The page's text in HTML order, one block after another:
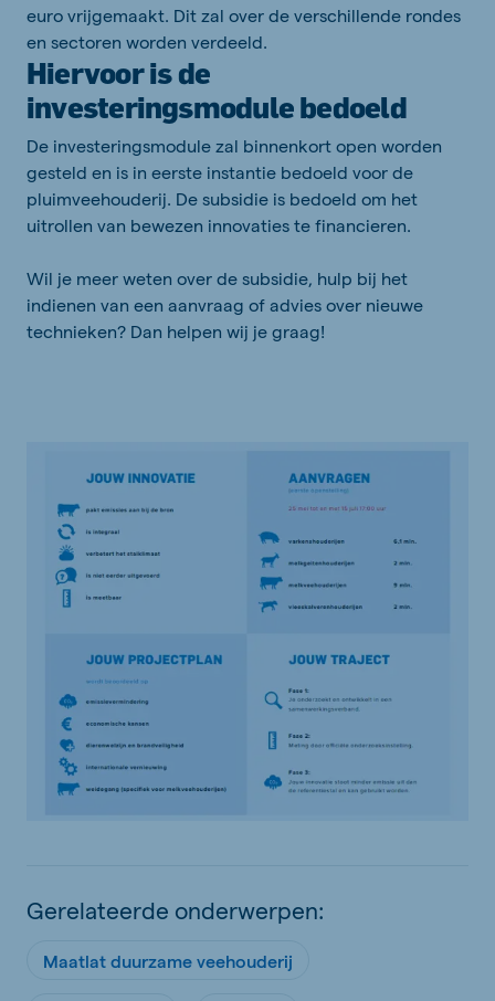
euro vrijgemaakt. Dit zal over de verschillende rondes
en sectoren worden verdeeld.
Hiervoor is de
investeringsmodule bedoeld
De investeringsmodule zal binnenkort open worden
gesteld en is in eerste instantie bedoeld voor de
pluimveehouderij. De subsidie is bedoeld om het
uitrollen van bewezen innovaties te financieren.
Wil je meer weten over de subsidie, hulp bij het
indienen van een aanvraag of advies over nieuwe
technieken? Dan helpen wij je graag!
Gerelateerde onderwerpen:
Maatlat duurzame veehouderij